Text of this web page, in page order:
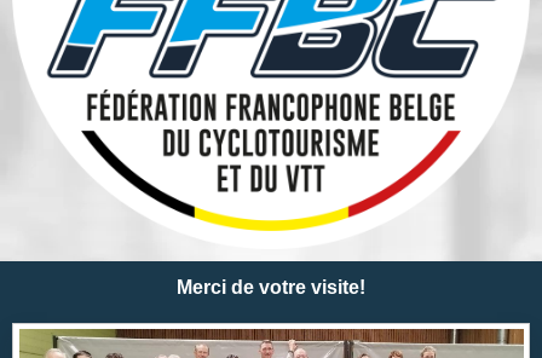
Merci de votre visite!